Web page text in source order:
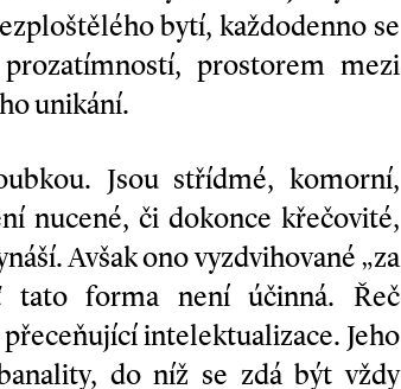
bytí, každodenno se
prostorem mezi
unikání.
Jsou střídmé, komorní,
nucené, či dokonce křečovité,
Avšak ono vyzdvihované „za
tato forma není účinná. Řeč
intelektualizace. Jeho
do níž se zdá být vždy